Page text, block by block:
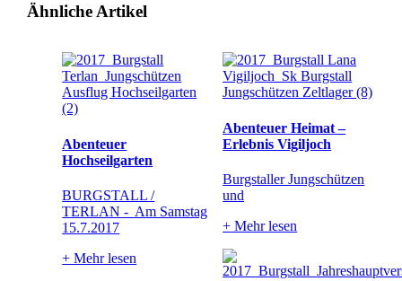
Ähnliche Artikel
Abenteuer
Hochseilgarten
BURGSTALL /
TERLAN - Am Samstag
15.7.2017
+ Mehr lesen
Abenteuer Heimat –
Erlebnis Vigiljoch
Burgstaller Jungschützen
und
+ Mehr lesen